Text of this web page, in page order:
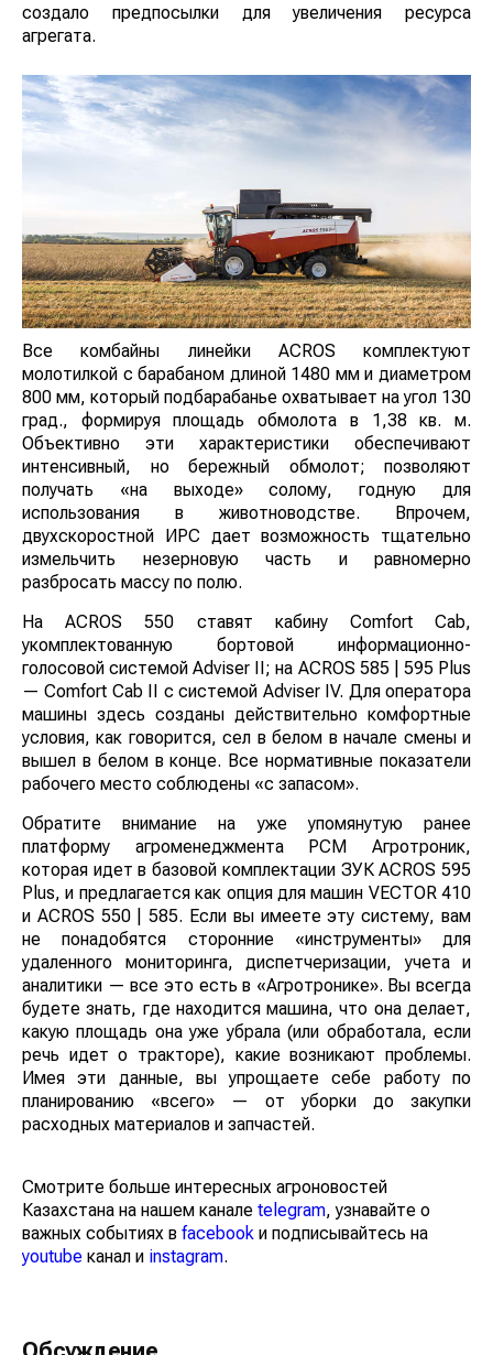
зазоры между ними и бортами решет сведены к
минимуму. Это решение обеспечило стабильную
предпосылки для увеличения ресурса агрегата.
Все комбайны линейки ACROS комплектуют
молотилкой с барабаном длиной 1480 мм и
диаметром 800 мм, который подбарабанье
охватывает на угол 130 град., формируя площадь
обмолота в 1,38 кв. м. Объективно эти характеристики
обеспечивают интенсивный, но бережный обмолот;
позволяют получать «на выходе» солому, годную для
использования в животноводстве. Впрочем,
двухскоростной ИРС дает возможность тщательно
разбросать массу по полю.
На ACROS 550 ставят кабину Comfort Cab,
укомплектованную бортовой информационно-
голосовой системой Adviser II; на ACROS 585 | 595
Plus — Comfort Cab II c системой Adviser IV. Для
оператора машины здесь созданы действительно
комфортные условия, как говорится, сел в белом в
нормативные показатели рабочего место соблюдены
«с запасом».
Обратите внимание на уже упомянутую ранее
платформу агроменеджмента РСМ Агротроник,
которая идет в базовой комплектации ЗУК ACROS 595
Plus, и предлагается как опция для машин VECTOR
410 и ACROS 550 | 585. Если вы имеете эту систему,
вам не понадобятся сторонние «инструменты» для
удаленного мониторинга, диспетчеризации, учета и
аналитики — все это есть в «Агротронике». Вы всегда
будете знать, где находится машина, что она делает,
какую площадь она уже убрала (или обработала, если
речь идет о тракторе), какие возникают проблемы.
расходных материалов и запчастей.
Смотрите больше интересных агроновостей